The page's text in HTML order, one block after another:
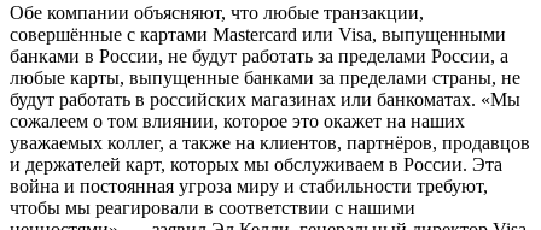
Обе компании объясняют, что любые транзакции,
совершённые с картами Mastercard или Visa, выпущенными
банками в России, не будут работать за пределами России, а
любые карты, выпущенные банками за пределами страны, не
будут работать в российских магазинах или банкоматах. «Мы
сожалеем о том влиянии, которое это окажет на наших
уважаемых коллег, а также на клиентов, партнёров, продавцов
и держателей карт, которых мы обслуживаем в России. Эта
война и постоянная угроза миру и стабильности требуют,
чтобы мы реагировали в соответствии с нашими